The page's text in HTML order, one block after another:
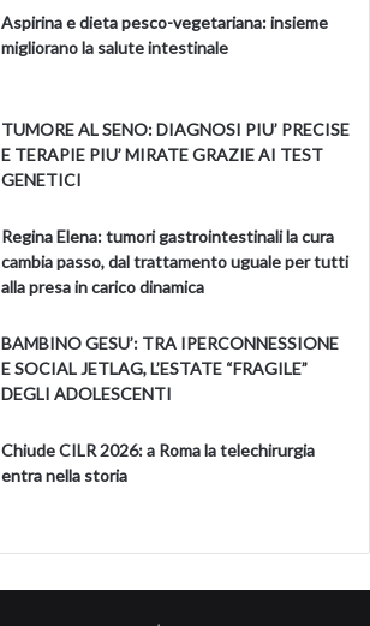
Aspirina e dieta pesco-vegetariana: insieme
migliorano la salute intestinale
TUMORE AL SENO: DIAGNOSI PIU’ PRECISE
E TERAPIE PIU’ MIRATE GRAZIE AI TEST
GENETICI
Regina Elena: tumori gastrointestinali la cura
cambia passo, dal trattamento uguale per tutti
alla presa in carico dinamica
BAMBINO GESU’: TRA IPERCONNESSIONE
E SOCIAL JETLAG, L’ESTATE “FRAGILE”
DEGLI ADOLESCENTI
Chiude CILR 2026: a Roma la telechirurgia
entra nella storia